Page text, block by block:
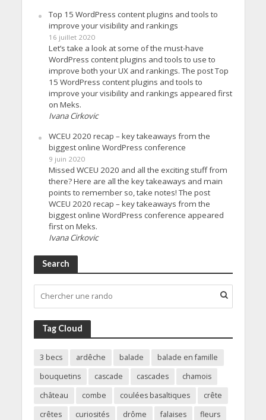
Top 15 WordPress content plugins and tools to
improve your visibility and rankings
16 juillet 2020
Let’s take a look at some of the must-have
WordPress content plugins and tools to use to
improve both your UX and rankings. The post Top
15 WordPress content plugins and tools to
improve your visibility and rankings appeared first
on Meks.
Ivana Cirkovic
WCEU 2020 recap – key takeaways from the
biggest online WordPress conference
9 juin 2020
Missed WCEU 2020 and all the exciting stuff from
there? Here are all the key takeaways and main
points to remember so, take notes! The post
WCEU 2020 recap – key takeaways from the
biggest online WordPress conference appeared
first on Meks.
Ivana Cirkovic
Search
Tag Cloud
3 becs ardêche balade
balade en famille
bouquetins
cascade cascades
chamois
château
combe coulées basaltiques
crête
crêtes
curiosités drôme falaises
fleurs